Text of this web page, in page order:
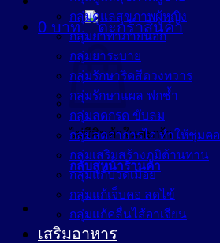
0 บาท
ไม่มีสินค้าในตะกร้า
กลับสู่หน้าร้านค้า
กลุ่มดูแลสุขภาพผู้หญิง
กลุ่มยาทาภายนอก
กลุ่มยาระบาย
กลุ่มรักษาริดสีดวงทวาร
กลุ่มรักษาแผล ฟกช้ำ
กลุ่มลดกรด ขับลม
กลุ่มลดอาการไอ ทำให้ชุ่มคอ
กลุ่มเสริมสร้างภูมิต้านทาน
กลุ่มแก้ปวดเมื่อย
กลุ่มแก้เจ็บคอ ลดไข้
กลุ่มแก้คลื่นไส้อาเจียน
เสริมอาหาร